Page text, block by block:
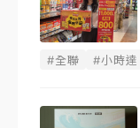
#全聯 #小時達